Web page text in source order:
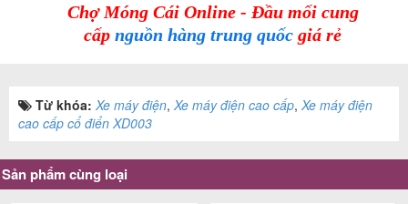
Chợ Móng Cái Online - Đầu mối cung
cấpnguồn hàng trung quốc giá rẻ
Từ khóa: Xe máy điện, Xe máy điện cao cấp, Xe máy điện
cao cấp cổ điển XD003
Sản phẩm cùng loại